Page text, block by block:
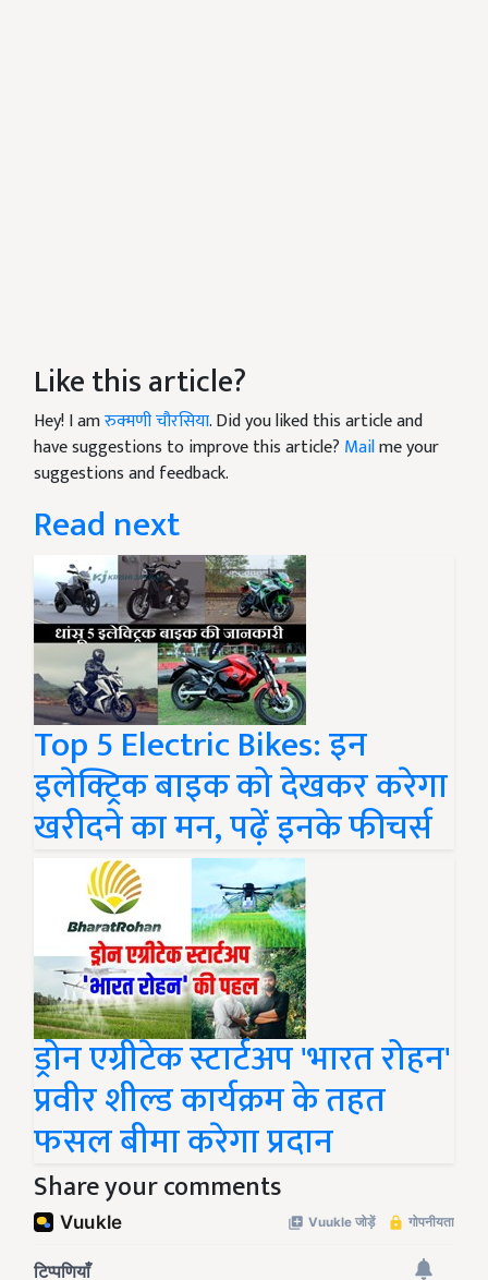
Like this article?
Hey! I amरुक्मणी चौरसिया. Did you liked this article and
have suggestions to improve this article? Mailme your
suggestions and feedback.
Read next
Top 5 Electric Bikes: इन
इलेक्ट्रिक बाइक को देखकर करेगा
खरीदने का मन, पढ़ें इनके फीचर्स
ड्रोन एग्रीटेक स्टार्टअप 'भारत रोहन'
प्रवीर शील्ड कार्यक्रम के तहत
फसल बीमा करेगा प्रदान
Share your comments